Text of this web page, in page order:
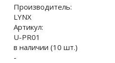
Производитель:
LYNX
Артикул:
U-PR01
в наличии (10 шт.)
-